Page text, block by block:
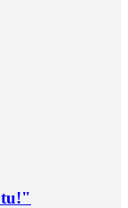
tu!"